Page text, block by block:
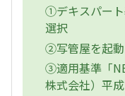
①デキスパート
選択
②写管屋を起動
③適用基準「
株式会社）平